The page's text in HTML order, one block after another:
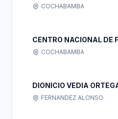
COCHABAMBA
CENTRO NACIONAL DE
COCHABAMBA
DIONICIO VEDIA
FERNANDEZ ALONSO